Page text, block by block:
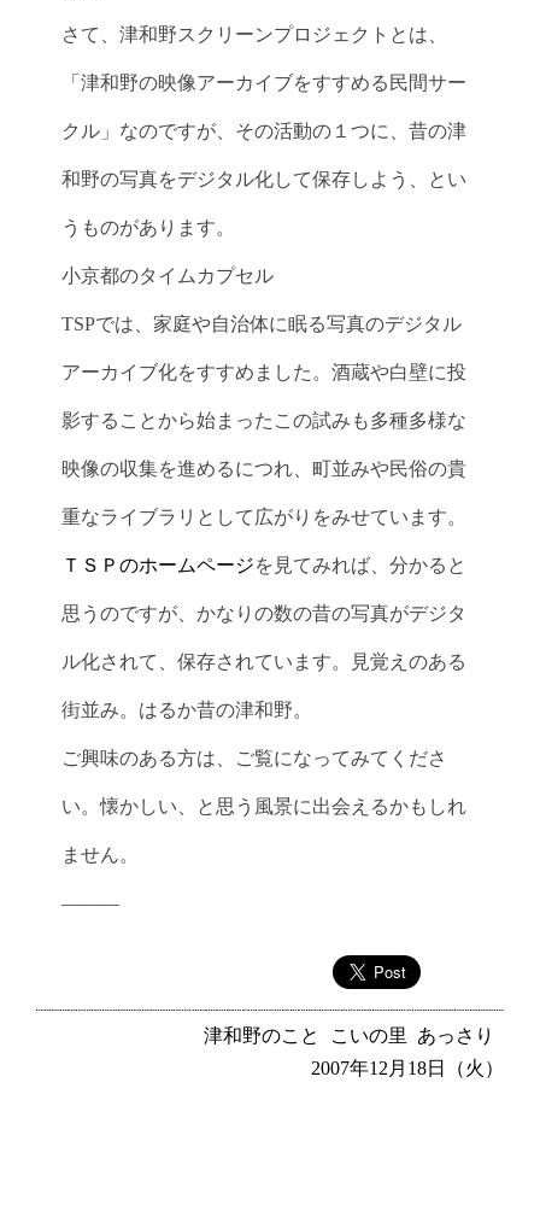
さて、津和野スクリーンプロジェクトとは、
「津和野の映像アーカイブをすすめる民間サー
クル」なのですが、その活動の１つに、昔の津
和野の写真をデジタル化して保存しよう、とい
うものがあります。
小京都のタイムカプセル
TSPでは、家庭や自治体に眠る写真のデジタル
アーカイブ化をすすめました。酒蔵や白壁に投
影することから始まったこの試みも多種多様な
映像の収集を進めるにつれ、町並みや民俗の貴
重なライブラリとして広がりをみせています。
ＴＳＰのホームページを見てみれば、分かると
思うのですが、かなりの数の昔の写真がデジタ
ル化されて、保存されています。見覚えのある
街並み。はるか昔の津和野。
ご興味のある方は、ご覧になってみてくださ
い。懐かしい、と思う風景に出会えるかもしれ
ません。
———
津和野のこと こいの里
あっさり
2007年12月18日（火）